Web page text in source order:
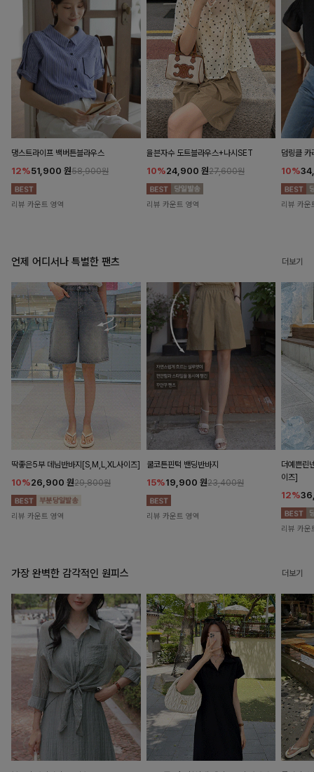
댕스트라이프 백버튼블라우스
12%51,900 원58,900원
리뷰 카운트 영역
율븐자수 도트블라우스+나시SET
10%24,900 원27,600원
리뷰 카운트 영역
덤링클 카
10%
리뷰 카운
언제 어디서나 특별한 팬츠 더보기
딱좋은5부 데님반바지[S,M,L,XL사이즈]
10%26,900 원29,800원
리뷰 카운트 영역
쿨코튼핀턱 밴딩반바지
15%19,900 원23,400원
리뷰 카운트 영역
더예쁜린
이즈]
12%
리뷰 카운
가장 완벽한 감각적인 원피스 더보기